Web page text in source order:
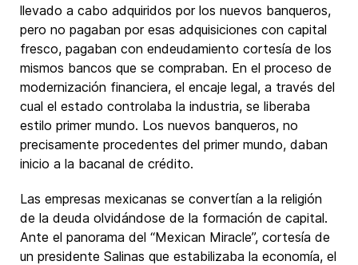
llevado a cabo adquiridos por los nuevos banqueros,
pero no pagaban por esas adquisiciones con capital
fresco, pagaban con endeudamiento cortesía de los
mismos bancos que se compraban. En el proceso de
modernización financiera, el encaje legal, a través del
cual el estado controlaba la industria, se liberaba
estilo primer mundo. Los nuevos banqueros, no
precisamente procedentes del primer mundo, daban
inicio a la bacanal de crédito.
Las empresas mexicanas se convertían a la religión
de la deuda olvidándose de la formación de capital.
Ante el panorama del “Mexican Miracle”, cortesía de
un presidente Salinas que estabilizaba la economía, el